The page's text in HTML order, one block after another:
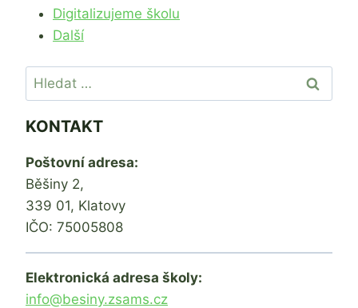
Digitalizujeme školu
Další
Vyhledávání
KONTAKT
Poštovní adresa:
Běšiny 2,
339 01, Klatovy
IČO: 75005808
Elektronická adresa školy:
info@besiny.zsams.cz